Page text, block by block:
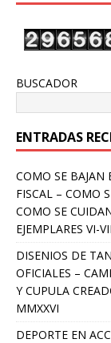
BUSCADOR
ENTRADAS
COMO SE BAJAN
FISCAL – COMO
COMO SE
EJEMPLARES VI-
DISENIOS DE
OFICIALES –
Y CUPULA
MMXXVI
DEPORTE EN